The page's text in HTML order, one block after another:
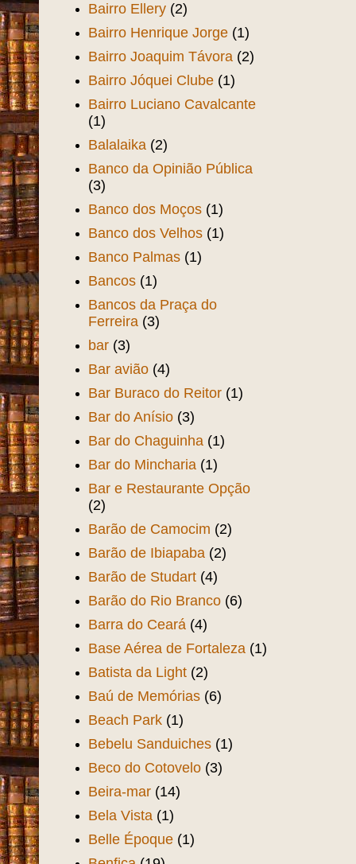
Bairro Ellery (2)
Bairro Henrique Jorge (1)
Bairro Joaquim Távora (2)
Bairro Jóquei Clube (1)
Bairro Luciano Cavalcante
(1)
Balalaika (2)
Banco da Opinião Pública
(3)
Banco dos Moços (1)
Banco dos Velhos (1)
Banco Palmas (1)
Bancos (1)
Bancos da Praça do
Ferreira (3)
bar (3)
Bar avião (4)
Bar Buraco do Reitor (1)
Bar do Anísio (3)
Bar do Chaguinha (1)
Bar do Mincharia (1)
Bar e Restaurante Opção
(2)
Barão de Camocim (2)
Barão de Ibiapaba (2)
Barão de Studart (4)
Barão do Rio Branco (6)
Barra do Ceará (4)
Base Aérea de Fortaleza (1)
Batista da Light (2)
Baú de Memórias (6)
Beach Park (1)
Bebelu Sanduiches (1)
Beco do Cotovelo (3)
Beira-mar (14)
Bela Vista (1)
Belle Époque (1)